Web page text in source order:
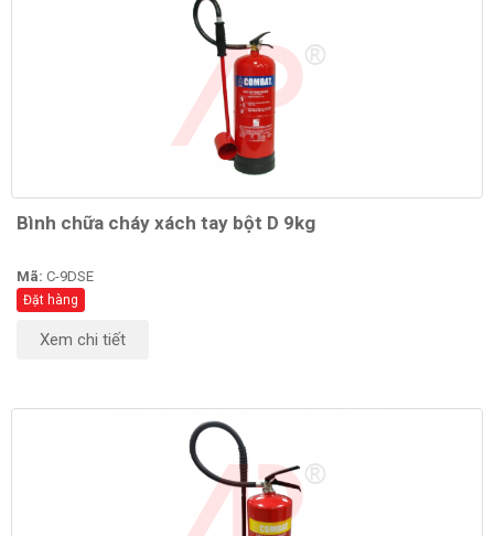
Bình chữa cháy xách tay bột D 9kg
Mã: C-9DSE
Đặt hàng
Xem chi tiết